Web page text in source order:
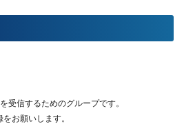
ッポネン氏が基調講演者に決定!。
フの募集を開始 応募は7月21日(金)まで。
受信するためのグループです。
お願いします。